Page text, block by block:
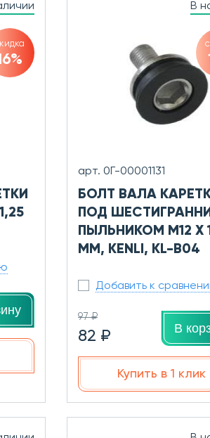
В
арт. 0Г-00001131
БОЛТ ВАЛА
ПОД
ПЫЛЬНИКОМ M12 X
ММ, KENLI, KL-B04
Добавить к
97 ₽
82 ₽ В
Купить в 1 клик